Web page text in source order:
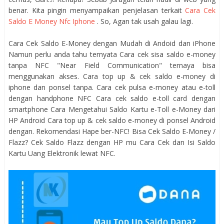
benar. Kita pingin menyampaikan penjelasan terkaitCara Cek
Saldo E Money Nfc Iphone . So, Agan tak usah galau lagi.
Cara Cek Saldo E-Money dengan Mudah di Andoid dan iPhone
Namun perlu anda tahu ternyata Cara cek sisa saldo e-money
tanpa NFC "Near Field Communication" ternaya bisa
menggunakan akses. Cara top up & cek saldo e-money di
iphone dan ponsel tanpa. Cara cek pulsa e-money atau e-toll
dengan handphone NFC Cara cek saldo e-toll card dengan
smartphone Cara Mengetahui Saldo Kartu e-Toll e-Money dari
HP Android Cara top up & cek saldo e-money di ponsel Android
dengan. Rekomendasi Hape ber-NFC! Bisa Cek Saldo E-Money /
Flazz? Cek Saldo Flazz dengan HP mu Cara Cek dan Isi Saldo
Kartu Uang Elektronik lewat NFC.